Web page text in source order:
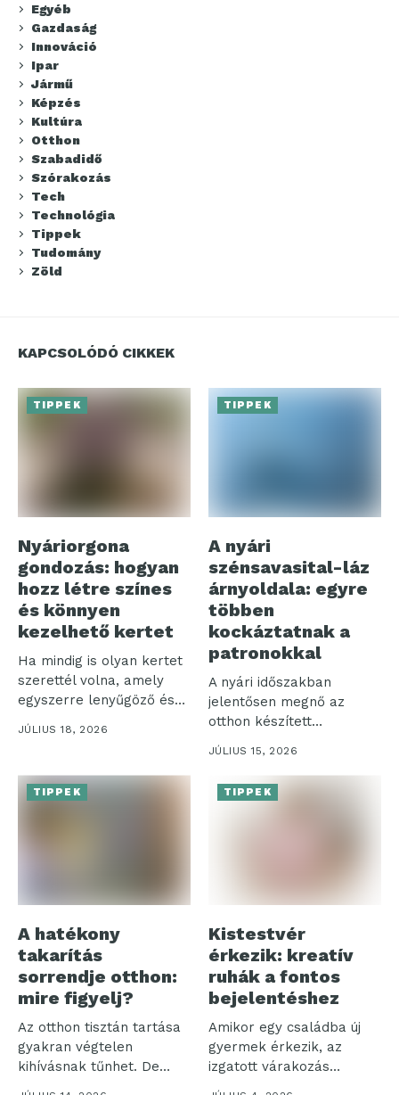
Egyéb
Gazdaság
Innováció
Ipar
Jármű
Képzés
Kultúra
Otthon
Szabadidő
Szórakozás
Tech
Technológia
Tippek
Tudomány
Zöld
KAPCSOLÓDÓ CIKKEK
TIPPEK
Nyáriorgona
gondozás: hogyan
hozz létre színes
és könnyen
kezelhető kertet
Ha mindig is olyan kertet
szerettél volna, amely
egyszerre lenyűgöző és
nem...
JÚLIUS 18, 2026
TIPPEK
A nyári
szénsavasital-láz
árnyoldala: egyre
többen
kockáztatnak a
patronokkal
A nyári időszakban
jelentősen megnő az
otthon készített
szénsavas italok iránti
JÚLIUS 15, 2026
TIPPEK
A hatékony
takarítás
sorrendje otthon:
mire figyelj?
Az otthon tisztán tartása
gyakran végtelen
kihívásnak tűnhet. De
vajon miért olyan...
TIPPEK
Kistestvér
érkezik: kreatív
ruhák a fontos
bejelentéshez
Amikor egy családba új
gyermek érkezik, az
izgatott várakozás
időszaka veszi kezdetét....